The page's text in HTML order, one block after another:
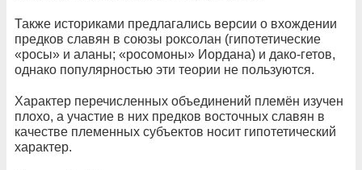
Также историками предлагались версии о вхождении
предков славян в союзы роксолан (гипотетические
«росы» и аланы; «росомоны» Иордана) и дако-гетов,
однако популярностью эти теории не пользуются.
Характер перечисленных объединений племён изучен
плохо, а участие в них предков восточных славян в
качестве племенных субъектов носит гипотетический
характер.